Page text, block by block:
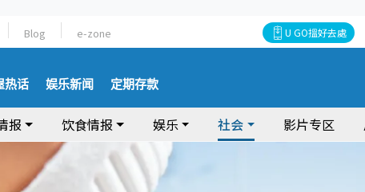
Blog e-zone U GO搵好去處
热话 娱乐新闻 定期存款
报 饮食情报 娱乐 社会 影片专区